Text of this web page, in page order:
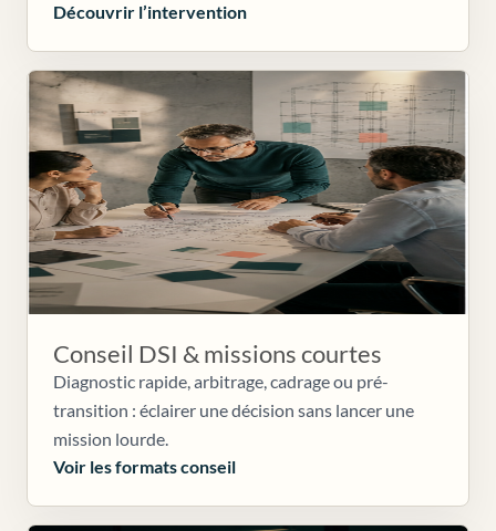
Découvrir l’intervention
Conseil DSI & missions courtes
Diagnostic rapide, arbitrage, cadrage ou pré-
transition : éclairer une décision sans lancer une
mission lourde.
Voir les formats conseil